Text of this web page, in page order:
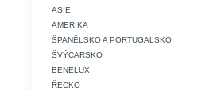
ASIE
AMERIKA
ŠPANĚLSKO A PORTUGALSKO
ŠVÝCARSKO
BENELUX
ŘECKO